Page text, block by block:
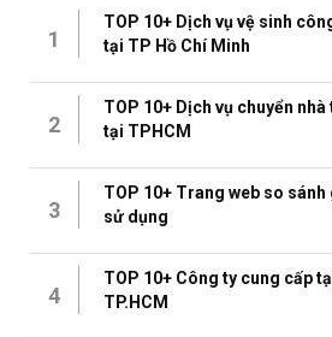
1
TOP 10+ Dịch vụ vệ sinh
tại TP Hồ Chí Minh
2
TOP 10+ Dịch vụ chuyển
tại TPHCM
3
TOP 10+ Trang web so
sử dụng
4
TOP 10+ Công ty cung cấp
TP.HCM